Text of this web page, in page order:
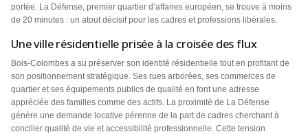
portée. La Défense, premier quartier d’affaires européen, se trouve à moins
de 20 minutes : un atout décisif pour les cadres et professions libérales.
Une ville résidentielle prisée à la croisée des flux
Bois-Colombes a su préserver son identité résidentielle tout en profitant de
son positionnement stratégique. Ses rues arborées, ses commerces de
quartier et ses équipements publics de qualité en font une adresse
appréciée des familles comme des actifs. La proximité de La Défense
génère une demande locative pérenne de la part de cadres cherchant à
concilier qualité de vie et accessibilité professionnelle. Cette tension